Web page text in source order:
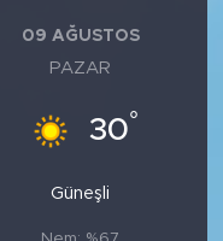
09 AĞUSTOS
PAZAR
30°
Güneşli